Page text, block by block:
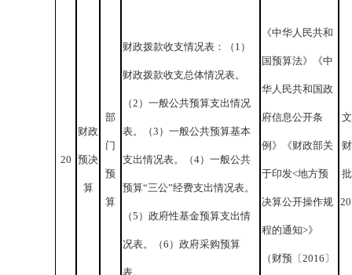
20
财政
预决
算
部
门
预
算
财政拨款收支情况表：（1）
财政拨款收支总体情况表。
（2）一般公共预算支出情况
表。（3）一般公共预算基本
支出情况表。（4）一般公共
预算“三公”经费支出情况表。
（5）政府性基金预算支出情
况表。（6）政府采购预算
表。
《中华人民共和
国预算法》《中
华人民共和国政
府信息公开条
例》《财政部关
于印发<地方预
决算公开操作规
程的通知>》
（财预〔2016〕